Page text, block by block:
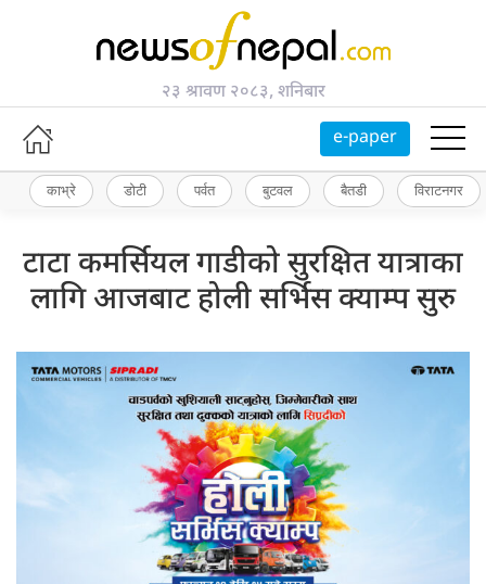
२३ श्रावण २०८३, शनिबार
e-paper
काभ्रे डोटी पर्वत बुटवल बैतडी विराटनगर
टाटा कमर्सियल गाडीको सुरक्षित यात्राका
लागि आजबाट होली सर्भिस क्याम्प सुरु